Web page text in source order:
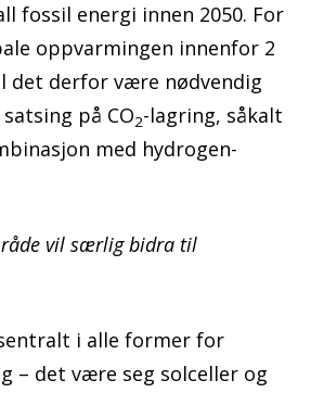
fossil energi innen 2050. For
oppvarmingen innenfor 2
det derfor være nødvendig
på CO2-lagring, såkalt
med hydrogen-
vil særlig bidra til
i alle former for
– det være seg solceller og